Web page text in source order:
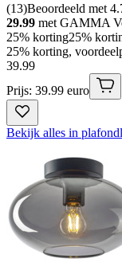
(13)Beoordeeld met
29.99 met GAMMA
25% korting25%
25% korting,
39.99
Prijs: 39.99 euro
Bekijk alles in